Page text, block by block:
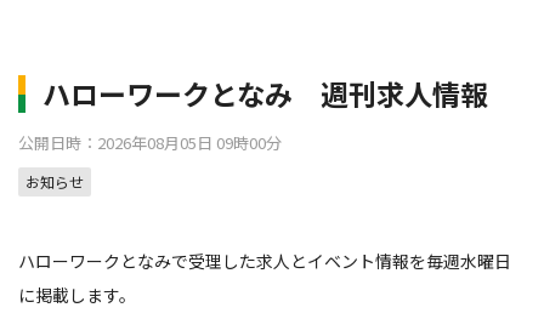
ハローワークとなみ 週刊求人情報
公開日時：2026年08月05日 09時00分
お知らせ
ハローワークとなみで受理した求人とイベント情報を毎週水曜日
に掲載します。